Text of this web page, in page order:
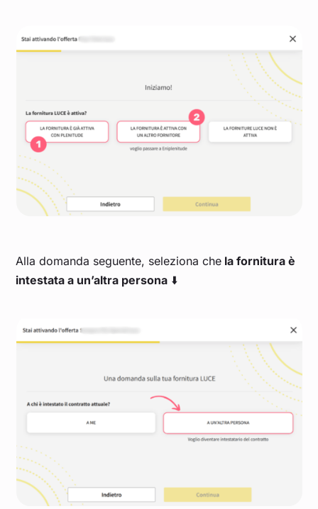
Alla domanda seguente, seleziona che la fornitura è
intestata a un’altra persona ⬇️